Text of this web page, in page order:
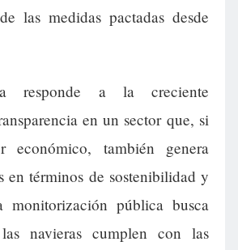
las medidas pactadas desde
responde a la creciente
en un sector que, si
económico, también genera
en términos de sostenibilidad y
monitorización pública busca
navieras cumplen con las